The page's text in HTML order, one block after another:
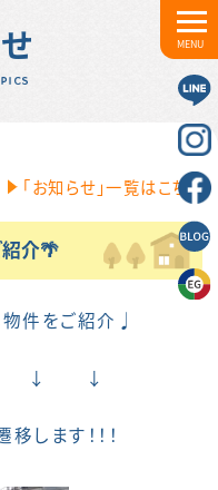
MENU
「お知らせ」一覧はこちら
介🌴
件をご紹介♩
↓ ↓
します！！！